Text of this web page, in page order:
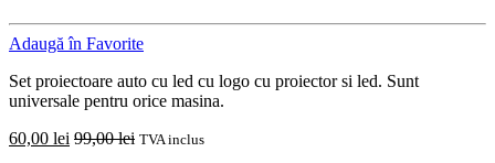
Adaugă în Favorite
Set proiectoare auto cu led cu logo cu proiector si led. Sunt
universale pentru orice masina.
60,00 lei 99,00lei TVA inclus